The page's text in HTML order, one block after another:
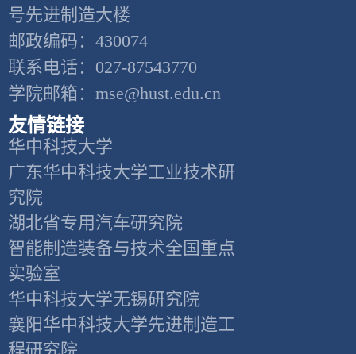
号先进制造大楼
邮政编码：430074
联系电话：027-87543770
学院邮箱：mse@hust.edu.cn
友情链接
华中科技大学
广东华中科技大学工业技术研
究院
湖北省专用汽车研究院
智能制造装备与技术全国重点
实验室
华中科技大学无锡研究院
襄阳华中科技大学先进制造工
程研究院